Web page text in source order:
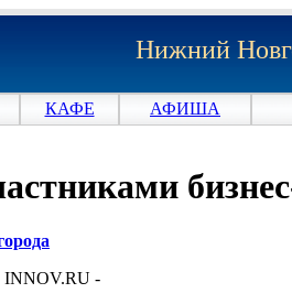
Нижний
КАФЕ АФИША
INNOV.RU -